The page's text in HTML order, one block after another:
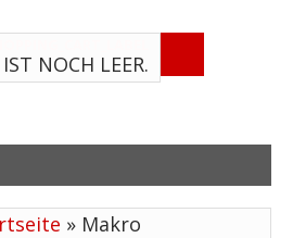
NOCH LEER.
» Makro